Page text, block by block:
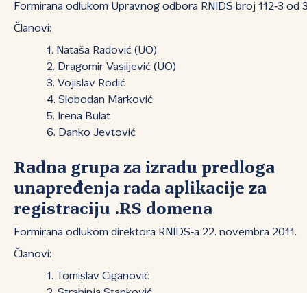
Formirana odlukom Upravnog odbora RNIDS broj 112‑3 od
Članovi:
Nataša Radović (UO)
Dragomir Vasiljević (UO)
Vojislav Rodić
Slobodan Marković
Irena Bulat
Danko Jevtović
Radna grupa za izradu predloga
unapređenja rada aplikacije za
registraciju .RS domena
Formirana odlukom direktora RNIDS‑a 22. novembra 2011.
Članovi:
Tomislav Ciganović